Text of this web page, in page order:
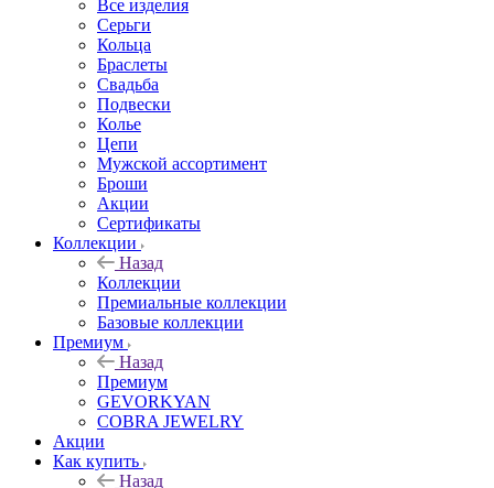
Все изделия
Серьги
Кольца
Браслеты
Свадьба
Подвески
Колье
Цепи
Мужской ассортимент
Броши
Акции
Сертификаты
Коллекции
Назад
Коллекции
Премиальные коллекции
Базовые коллекции
Премиум
Назад
Премиум
GEVORKYAN
COBRA JEWELRY
Акции
Как купить
Назад